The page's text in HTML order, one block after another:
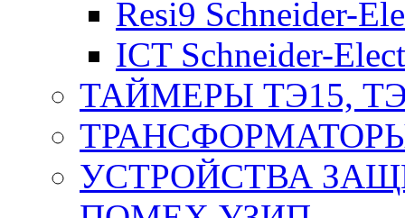
Resi9 Schneider-
ICT Schneider-
ТАЙМЕРЫ ТЭ15,
УСТРОЙСТВА